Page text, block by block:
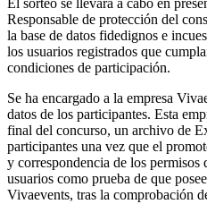
El sorteo se llevará a cabo en
Responsable de protección del
la base de datos fidedignos e
los usuarios registrados que
condiciones de participación.
Se ha encargado a la empresa
datos de los participantes. Esta
final del concurso, un archivo de
participantes una vez que el
y correspondencia de los
usuarios como prueba de que
Vivaevents, tras la comprobación